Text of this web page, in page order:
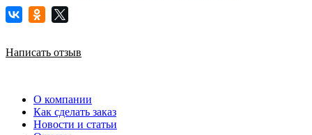
Написать отзыв
О компании
Как сделать заказ
Новости и статьи